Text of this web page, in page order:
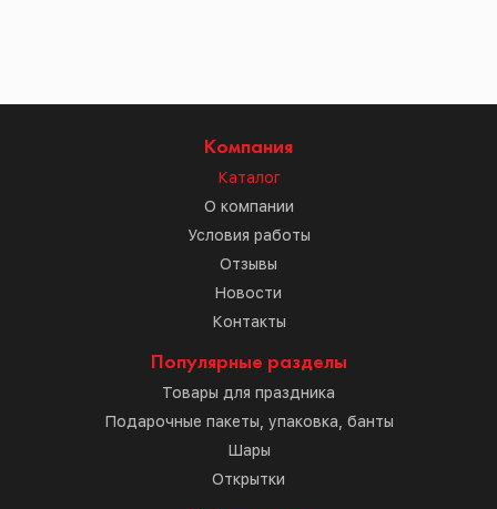
Компания
Каталог
О компании
Условия работы
Отзывы
Новости
Контакты
Популярные разделы
Товары для праздника
Подарочные пакеты, упаковка, банты
Шары
Открытки